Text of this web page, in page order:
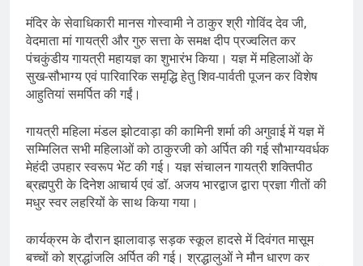
मंदिर के सेवाधिकारी मानस गोस्वामी ने ठाकुर श्री गोविंद देव जी,
वेदमाता मां गायत्री और गुरु सत्ता के समक्ष दीप प्रज्वलित कर
पंचकुंडीय गायत्री महायज्ञ का शुभारंभ किया। यज्ञ में महिलाओं के
सुख-सौभाग्य एवं पारिवारिक समृद्धि हेतु शिव-पार्वती पूजन कर विशेष
आहुतियां समर्पित की गईं।
गायत्री महिला मंडल झोटवाड़ा की कामिनी शर्मा की अगुवाई में यज्ञ में
सम्मिलित सभी महिलाओं को ठाकुरजी को अर्पित की गई सौभाग्यवर्धक
मेहंदी उपहार स्वरूप भेंट की गई। यज्ञ संचालन गायत्री शक्तिपीठ
ब्रह्मपुरी के दिनेश आचार्य एवं डॉ. अजय भारद्वाज द्वारा प्रज्ञा गीतों की
मधुर स्वर लहरियों के साथ किया गया।
कार्यक्रम के दौरान झालावाड़ सड़क स्कूल हादसे में दिवंगत मासूम
बच्चों को श्रद्धांजलि अर्पित की गई। श्रद्धालुओं ने मौन धारण कर